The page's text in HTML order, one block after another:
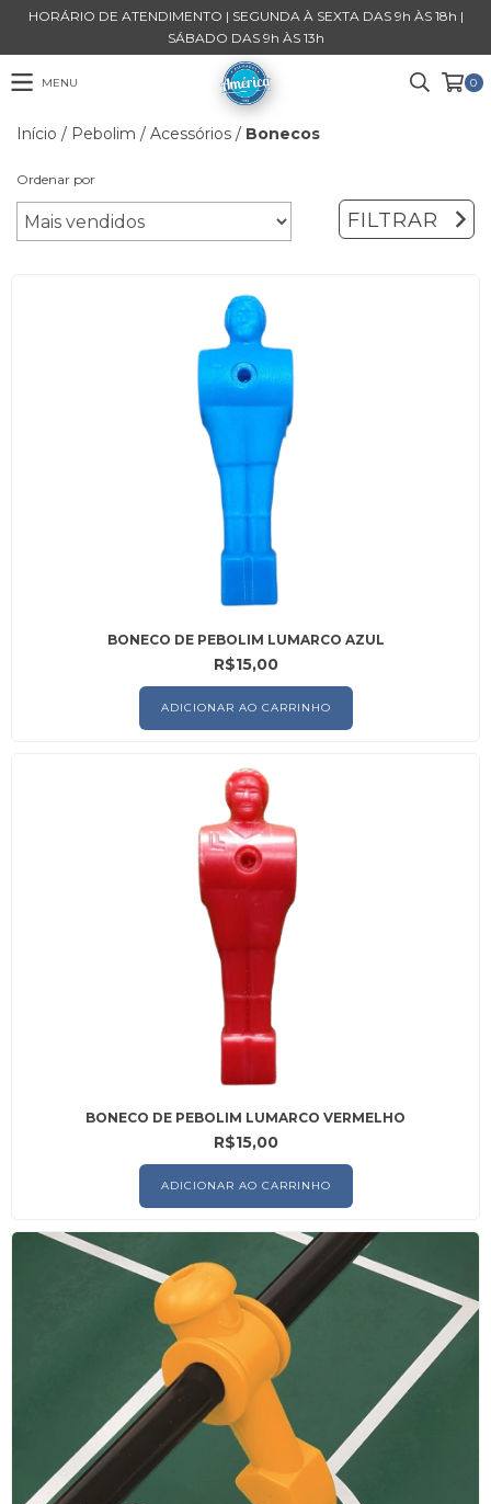
HORÁRIO DE ATENDIMENTO | SEGUNDA À SEXTA DAS 9h ÀS 18h |
SÁBADO DAS 9h ÀS 13h
MENU 0
Início / Pebolim / Acessórios / Bonecos
Ordenar por
FILTRAR
BONECO DE PEBOLIM LUMARCO AZUL
R$15,00
BONECO DE PEBOLIM LUMARCO VERMELHO
R$15,00